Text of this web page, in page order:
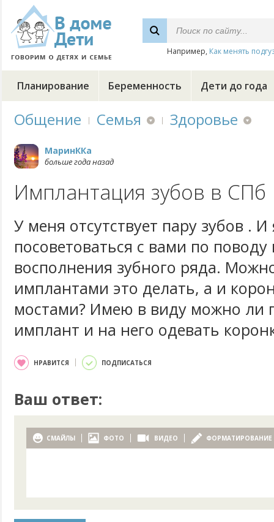
Например, Как менять
Планирование Беременность Дети до года
Общение Семья Здоровье
МаринККа
больше года назад
Имплантация зубов в СПб
У меня отсутствует пару зубов .
посоветоваться с вами по
восполнения зубного ряда.
имплантами это делать, а и
мостами? Имею в виду можно ли
имплант и на него одевать
НРАВИТСЯ ПОДПИСАТЬСЯ
Ваш ответ:
СМАЙЛЫ ФОТО ВИДЕО ФОРМАТИРОВАНИЕ